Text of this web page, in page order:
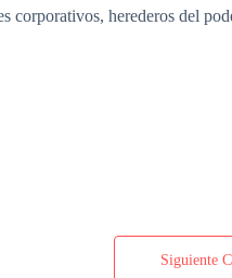
corporativos, herederos del
fría, firme, sin emociones.
Siguiente